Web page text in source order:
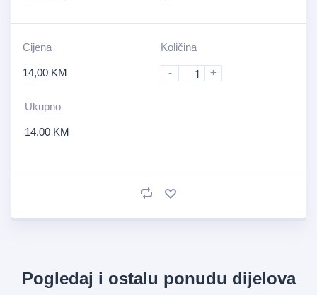
Cijena
14,00 KM
Količina
- +
Ukupno
14,00 KM
Pogledaj i ostalu ponudu dijelova